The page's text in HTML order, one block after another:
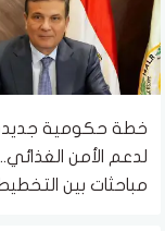
خطة حكومية
لدعم الأمن الغذائي..
مباحثات بين